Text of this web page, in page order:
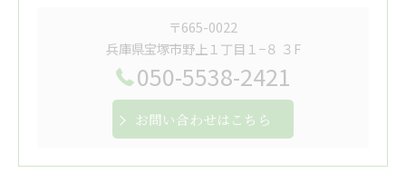
〒665-0022
兵庫県宝塚市野上１丁目１−８ ３F
050-5538-2421
お問い合わせはこちら